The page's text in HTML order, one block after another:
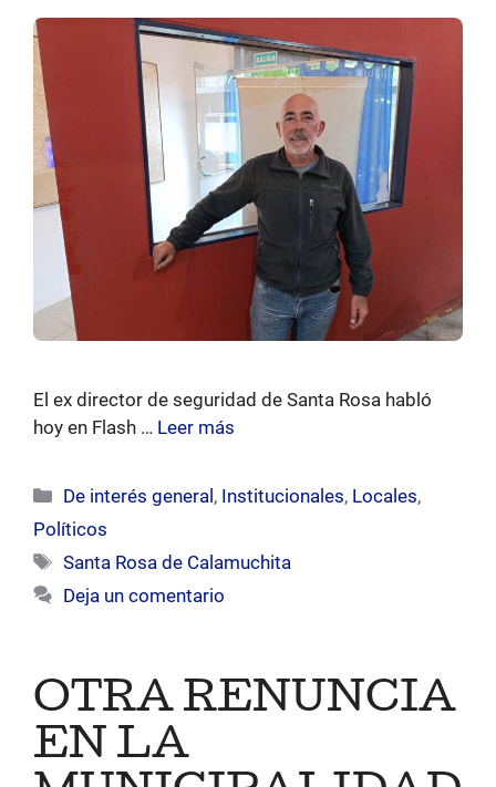
El ex director de seguridad de Santa Rosa habló
hoy en Flash … Leer más
Categorías
De interés general, Institucionales, Locales,
Políticos
Etiquetas
Santa Rosa de Calamuchita
Deja un comentario
OTRA RENUNCIA
EN LA